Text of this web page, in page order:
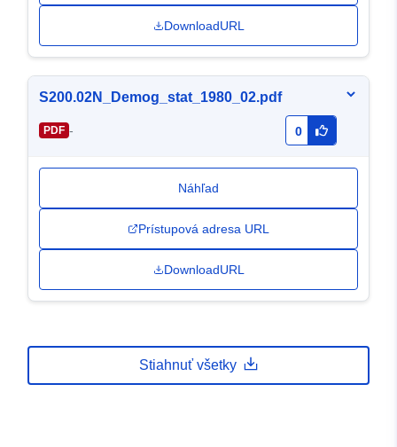
DownloadURL
S200.02N_Demog_stat_1980_02.pdf
PDF - 0
Náhľad
Prístupová adresa URL
DownloadURL
Stiahnuť všetky